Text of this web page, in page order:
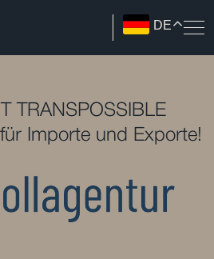
DE
TRANSPOSSIBLE
Importe und Exporte!